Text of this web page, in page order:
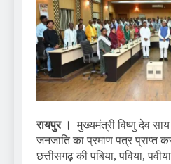
रायपुर । मुख्यमंत्री विष्णु देव
जनजाति का प्रमाण पत्र प्राप्त
छत्तीसगढ़ की पबिया, पविया,